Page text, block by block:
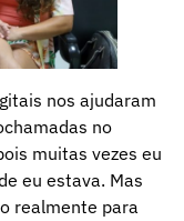
nos ajudaram
no
muitas vezes eu
eu estava. Mas
realmente para